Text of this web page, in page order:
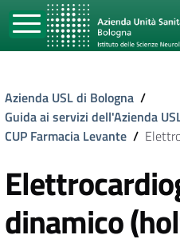
Azienda USL di Bologna /
Guida ai servizi dell'Azienda
CUP Farmacia Levante /
dinamico